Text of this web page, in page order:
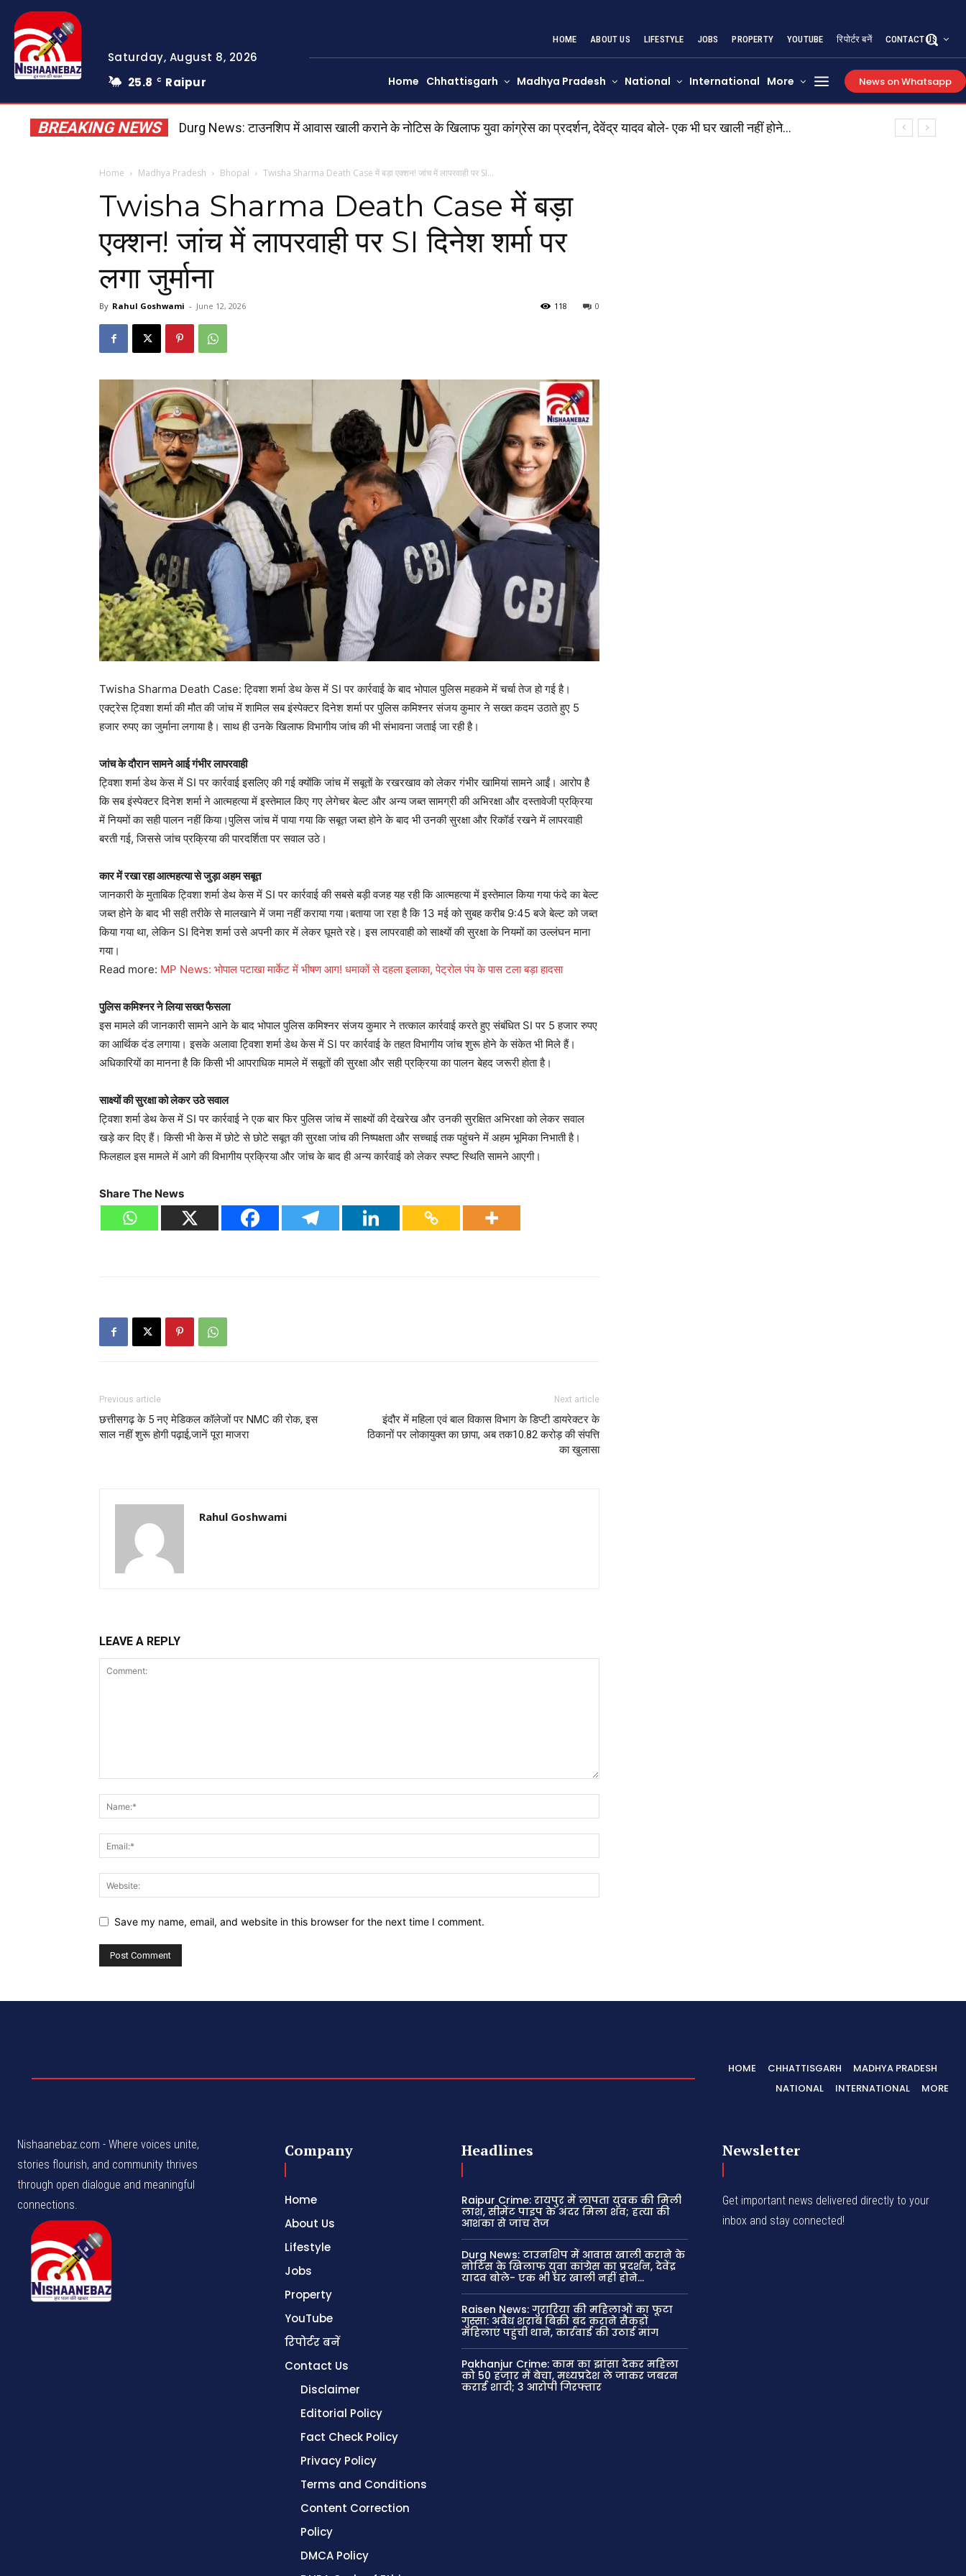
Saturday, August 8, 2026
25.8
C Raipur
HOME ABOUT US LIFESTYLE JOBS PROPERTY YOUTUBE रिपोर्टर बनें CONTACT US
Home Chhattisgarh Madhya Pradesh National International More News on Whatsapp
BREAKING NEWS Durg News: टाउनशिप में आवास खाली कराने के नोटिस के खिलाफ युवा कांग्रेस का प्रदर्शन, देवेंद्र यादव बोले- एक भी घर खाली नहीं होने...
Home Madhya Pradesh Bhopal Twisha Sharma Death Case में बड़ा एक्शन! जांच में लापरवाही पर SI...
Twisha Sharma Death Case में बड़ा
एक्शन! जांच में लापरवाही पर SI दिनेश शर्मा पर
लगा जुर्माना
By Rahul Goshwami - June 12, 2026 0
118
Twisha Sharma Death Case: ट्विशा शर्मा डेथ केस में SI पर कार्रवाई के बाद भोपाल पुलिस महकमे में चर्चा तेज हो गई है।
एक्ट्रेस ट्विशा शर्मा की मौत की जांच में शामिल सब इंस्पेक्टर दिनेश शर्मा पर पुलिस कमिश्नर संजय कुमार ने सख्त कदम उठाते हुए 5
हजार रुपए का जुर्माना लगाया है। साथ ही उनके खिलाफ विभागीय जांच की भी संभावना जताई जा रही है।
जांच के दौरान सामने आई गंभीर लापरवाही
ट्विशा शर्मा डेथ केस में SI पर कार्रवाई इसलिए की गई क्योंकि जांच में सबूतों के रखरखाव को लेकर गंभीर खामियां सामने आईं। आरोप है
कि सब इंस्पेक्टर दिनेश शर्मा ने आत्महत्या में इस्तेमाल किए गए लेगेचर बेल्ट और अन्य जब्त सामग्री की अभिरक्षा और दस्तावेजी प्रक्रिया
में नियमों का सही पालन नहीं किया।पुलिस जांच में पाया गया कि सबूत जब्त होने के बाद भी उनकी सुरक्षा और रिकॉर्ड रखने में लापरवाही
बरती गई, जिससे जांच प्रक्रिया की पारदर्शिता पर सवाल उठे।
कार में रखा रहा आत्महत्या से जुड़ा अहम सबूत
जानकारी के मुताबिक ट्विशा शर्मा डेथ केस में SI पर कार्रवाई की सबसे बड़ी वजह यह रही कि आत्महत्या में इस्तेमाल किया गया फंदे का बेल्ट
जब्त होने के बाद भी सही तरीके से मालखाने में जमा नहीं कराया गया।बताया जा रहा है कि 13 मई को सुबह करीब 9:45 बजे बेल्ट को जब्त
किया गया था, लेकिन SI दिनेश शर्मा उसे अपनी कार में लेकर घूमते रहे। इस लापरवाही को साक्ष्यों की सुरक्षा के नियमों का उल्लंघन माना
गया।
Read more: MP News: भोपाल पटाखा मार्केट में भीषण आग! धमाकों से दहला इलाका, पेट्रोल पंप के पास टला बड़ा हादसा
पुलिस कमिश्नर ने लिया सख्त फैसला
इस मामले की जानकारी सामने आने के बाद भोपाल पुलिस कमिश्नर संजय कुमार ने तत्काल कार्रवाई करते हुए संबंधित SI पर 5 हजार रुपए
का आर्थिक दंड लगाया। इसके अलावा ट्विशा शर्मा डेथ केस में SI पर कार्रवाई के तहत विभागीय जांच शुरू होने के संकेत भी मिले हैं।
अधिकारियों का मानना है कि किसी भी आपराधिक मामले में सबूतों की सुरक्षा और सही प्रक्रिया का पालन बेहद जरूरी होता है।
साक्ष्यों की सुरक्षा को लेकर उठे सवाल
ट्विशा शर्मा डेथ केस में SI पर कार्रवाई ने एक बार फिर पुलिस जांच में साक्ष्यों की देखरेख और उनकी सुरक्षित अभिरक्षा को लेकर सवाल
खड़े कर दिए हैं। किसी भी केस में छोटे से छोटे सबूत की सुरक्षा जांच की निष्पक्षता और सच्चाई तक पहुंचने में अहम भूमिका निभाती है।
फिलहाल इस मामले में आगे की विभागीय प्रक्रिया और जांच के बाद ही अन्य कार्रवाई को लेकर स्पष्ट स्थिति सामने आएगी।
Share The News
Previous article
छत्तीसगढ़ के 5 नए मेडिकल कॉलेजों पर NMC की रोक, इस
साल नहीं शुरू होगी पढ़ाई,जानें पूरा माजरा
Next article
इंदौर में महिला एवं बाल विकास विभाग के डिप्टी डायरेक्टर के
ठिकानों पर लोकायुक्त का छापा, अब तक10.82 करोड़ की संपत्ति
का खुलासा
Rahul Goshwami
LEAVE A REPLY
Save my name, email, and website in this browser for the next time I comment.
HOME CHHATTISGARH
MADHYA PRADESH
NATIONAL
INTERNATIONAL MORE
Nishaanebaz.com - Where voices unite,
stories flourish, and community thrives
through open dialogue and meaningful
connections.
Company
Home
About Us
Lifestyle
Jobs
Property
YouTube
रिपोर्टर बनें
Contact Us
Disclaimer
Editorial Policy
Fact Check Policy
Privacy Policy
Terms and Conditions
Content Correction
Policy
DMCA Policy
Headlines
Raipur Crime: रायपुर में लापता युवक की मिली
लाश, सीमेंट पाइप के अंदर मिला शव; हत्या की
आशंका से जांच तेज
Durg News: टाउनशिप में आवास खाली कराने के
नोटिस के खिलाफ युवा कांग्रेस का प्रदर्शन, देवेंद्र
यादव बोले- एक भी घर खाली नहीं होने...
Raisen News: गुरारिया की महिलाओं का फूटा
गुस्सा: अवैध शराब बिक्री बंद कराने सैकड़ों
महिलाएं पहुंचीं थाने, कार्रवाई की उठाई मांग
Pakhanjur Crime: काम का झांसा देकर महिला
को 50 हजार में बेचा, मध्यप्रदेश ले जाकर जबरन
कराई शादी; 3 आरोपी गिरफ्तार
Newsletter
Get important news delivered directly to your
inbox and stay connected!